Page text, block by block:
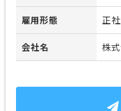
雇用形態 正
会社名 株